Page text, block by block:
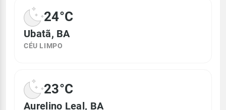
24°C
Ubatã, BA
CÉU LIMPO
23°C
Aurelino Leal, BA